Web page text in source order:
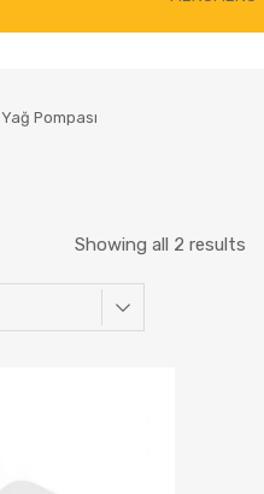
Yağ Pompası
Showing all 2 results